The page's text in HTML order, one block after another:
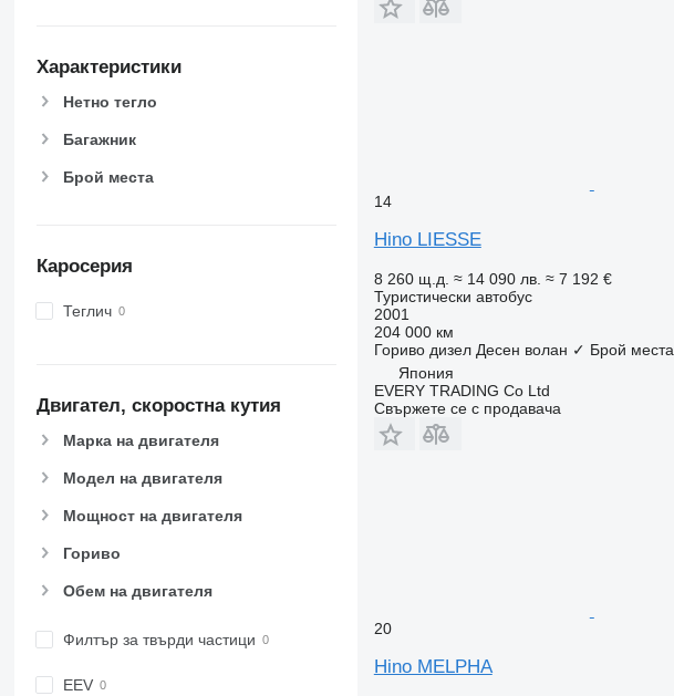
Характеристики
Нетно тегло
Багажник
Брой места
Каросерия
Теглич
Двигател, скоростна кутия
Марка на двигателя
Модел на двигателя
Мощност на двигателя
Гориво
Обем на двигателя
Филтър за твърди частици
EEV
14
Hino LIESSE
8 260 щ.д. ≈ 14 090 лв. ≈ 7 192 €
Туристически автобус
2001
204 000 км
Гориво дизел Десен волан ✓ Брой места
Япония
EVERY TRADING Co Ltd
Свържете се с продавача
20
Hino MELPHA